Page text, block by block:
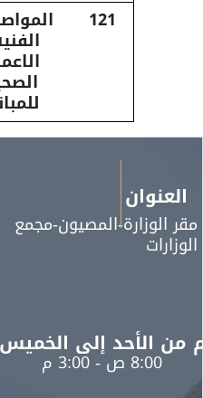
المواصفات
الفنيه -
الاعمال
الصحيه
للمباني
المصيون-مجمع
إلى الخميس
م